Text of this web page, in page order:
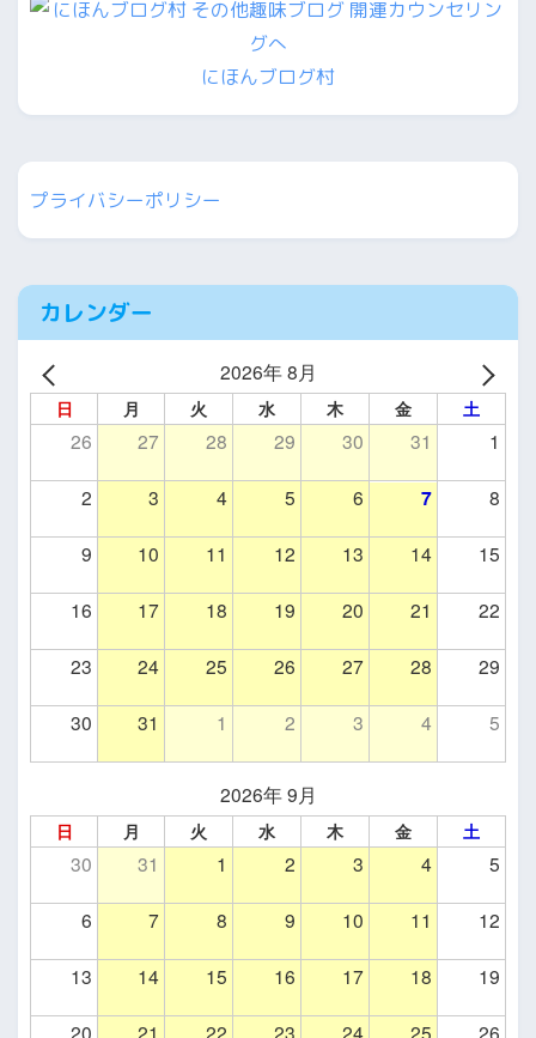
にほんブログ村
プライバシーポリシー
カレンダー
2026年 8月
日 月 火 水 木 金 土
26 27 28 29 30 31 1
2 3 4 5 6 7 8
9 10 11 12 13 14 15
16 17 18 19 20 21 22
23 24 25 26 27 28 29
30 31 1 2 3 4 5
2026年 9月
日 月 火 水 木 金 土
30 31 1 2 3 4 5
6 7 8 9 10 11 12
13 14 15 16 17 18 19
20 21 22 23 24 25 26